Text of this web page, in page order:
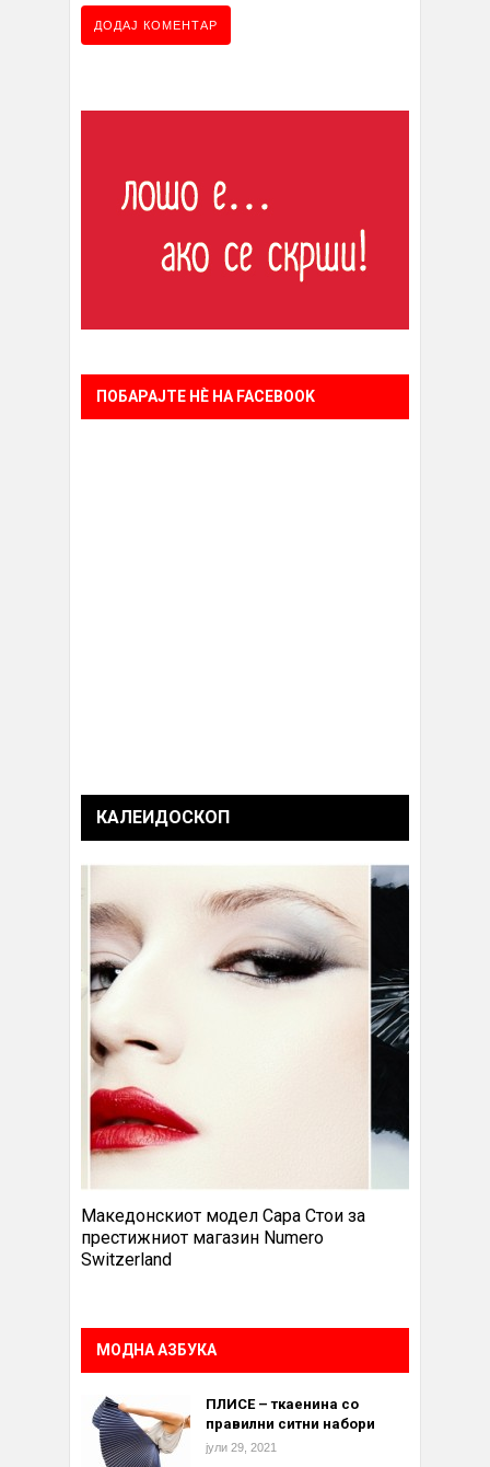
ПОБАРАЈТЕ НÈ НА FACEBOOK
КАЛЕИДОСКОП
Македонскиот модел Сара Стои за
престижниот магазин Numero
Switzerland
МОДНА АЗБУКА
ПЛИСЕ – ткаенина со
правилни ситни набори
јули 29, 2021